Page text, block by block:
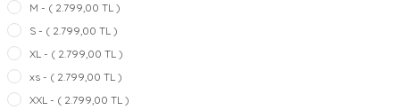
M - ( 2.799,00 TL )
S - ( 2.799,00 TL )
XL - ( 2.799,00 TL )
xs - ( 2.799,00 TL )
XXL - ( 2.799,00 TL )